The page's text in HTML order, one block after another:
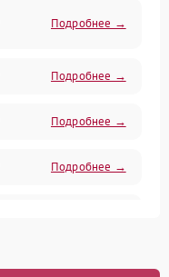
Подробнее →
Подробнее →
Подробнее →
Подробнее →